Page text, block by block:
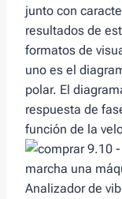
junto con
resultados de
formatos de
uno es el
polar. El
respuesta de
función de la
Analizador de